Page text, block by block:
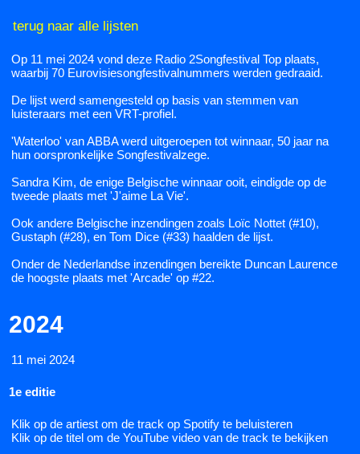
terug naar alle lijsten
Op 11 mei 2024 vond deze Radio 2Songfestival Top plaats,
waarbij 70 Eurovisiesongfestivalnummers werden gedraaid.
De lijst werd samengesteld op basis van stemmen van
luisteraars met een VRT-profiel.
'Waterloo' van ABBA werd uitgeroepen tot winnaar, 50 jaar na
hun oorspronkelijke Songfestivalzege.
Sandra Kim, de enige Belgische winnaar ooit, eindigde op de
tweede plaats met 'J'aime La Vie'.
Ook andere Belgische inzendingen zoals Loïc Nottet (#10),
Gustaph (#28), en Tom Dice (#33) haalden de lijst.
Onder de Nederlandse inzendingen bereikte Duncan Laurence
de hoogste plaats met 'Arcade' op #22.
2024
11 mei 2024
1e editie
Klik op de artiest om de track op Spotify te beluisteren
Klik op de titel om de YouTube video van de track te bekijken